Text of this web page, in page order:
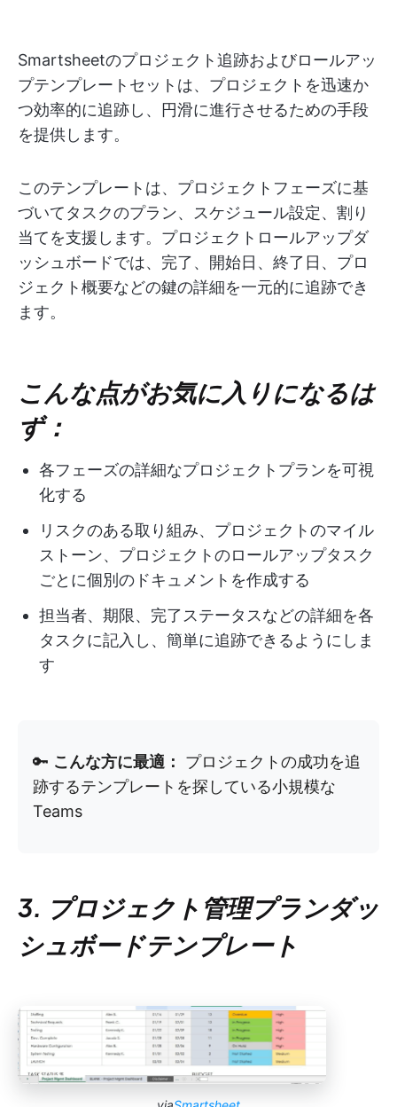
Smartsheetのプロジェクト追跡およびロールアッ
プテンプレートセットは、プロジェクトを迅速か
つ効率的に追跡し、円滑に進行させるための手段
を提供します。
このテンプレートは、プロジェクトフェーズに基
づいてタスクのプラン、スケジュール設定、割り
当てを支援します。プロジェクトロールアップダ
ッシュボードでは、完了、開始日、終了日、プロ
ジェクト概要などの鍵の詳細を一元的に追跡でき
ます。
こんな点がお気に入りになるは
ず：
各フェーズの詳細なプロジェクトプランを可視
化する
リスクのある取り組み、プロジェクトのマイル
ストーン、プロジェクトのロールアップタスク
ごとに個別のドキュメントを作成する
担当者、期限、完了ステータスなどの詳細を各
タスクに記入し、簡単に追跡できるようにしま
す
🔑 こんな方に最適：
プロジェクトの成功を追
跡するテンプレートを探している小規模な
Teams
3. プロジェクト管理プランダッ
シュボードテンプレート